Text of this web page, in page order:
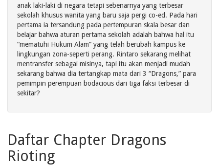
anak laki-laki di negara tetapi sebenarnya yang terbesar
sekolah khusus wanita yang baru saja pergi co-ed. Pada hari
pertama ia tersandung pada pertempuran skala besar dan
belajar bahwa aturan pertama sekolah adalah bahwa hal itu
“mematuhi Hukum Alam” yang telah berubah kampus ke
lingkungan zona-seperti perang. Rintaro sekarang melihat
mentransfer sebagai misinya, tapi itu akan menjadi mudah
sekarang bahwa dia tertangkap mata dari 3 “Dragons,” para
pemimpin perempuan bodacious dari tiga faksi terbesar di
sekitar?
Daftar Chapter Dragons
Rioting